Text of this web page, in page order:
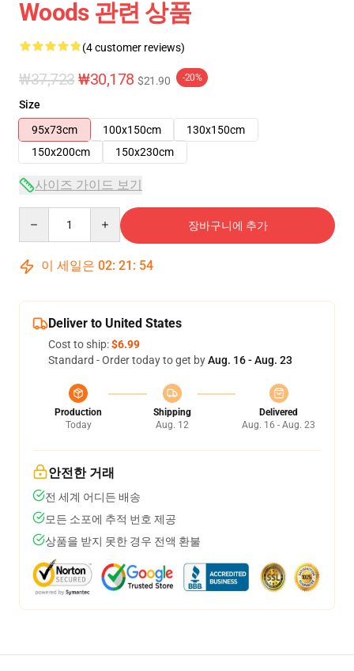
Woods 관련 상품
(4 customer reviews)
₩37,723 ₩30,178 $21.90 -20%
Size
95x73cm
100x150cm
130x150cm
150x200cm
150x230cm
사이즈 가이드 보기
장바구니에 추가
이 세일은 02: 21 : 53
Deliver to United States
Cost to ship:$6.99
Standard - Order today to get byAug. 16 - Aug. 23
Production
Today
Shipping
Aug. 12
Delivered
Aug. 16 - Aug. 23
안전한 거래
전 세계 어디든 배송
모든 소포에 추적 번호 제공
상품을 받지 못한 경우 전액 환불